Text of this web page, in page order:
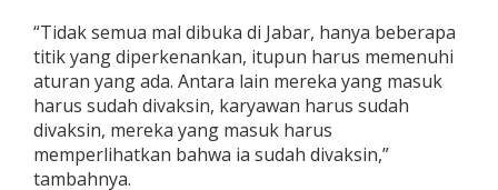
“Tidak semua mal dibuka di Jabar, hanya beberapa
titik yang diperkenankan, itupun harus memenuhi
aturan yang ada. Antara lain mereka yang masuk
harus sudah divaksin, karyawan harus sudah
divaksin, mereka yang masuk harus
memperlihatkan bahwa ia sudah divaksin,”
tambahnya.